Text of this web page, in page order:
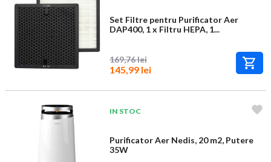
Set Filtre pentru Purificator Aer
DAP400, 1 x Filtru HEPA, 1...
169,76 lei
145,99 lei
IN STOC
Purificator Aer Nedis, 20 m2, Putere
35W